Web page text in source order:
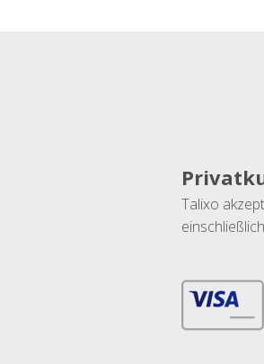
Talixo